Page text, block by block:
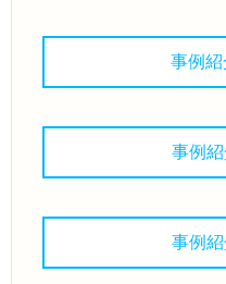
事例
事例
事例